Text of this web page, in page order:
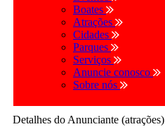
Boates
Atrações
Cidades
Parques
Serviços
Anuncie conosco
Sobre nós
Detalhes do Anunciante (atrações)